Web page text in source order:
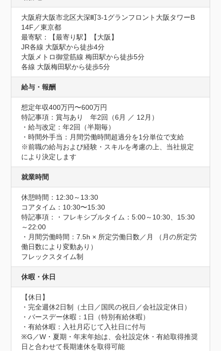
大阪府大阪市北区大深町3-1グランフロント大阪タワーB
14F／東京都
最寄駅：【最寄り駅】【大阪】
JR各線 大阪駅から徒歩4分
大阪メトロ御堂筋線 梅田駅から徒歩5分
各線 大阪梅田駅から徒歩5分
給与・報酬
想定年収400万円〜600万円
特記事項：賞与あり　年2回（6月 ／ 12月）
・給与改定：年2回（半期毎）
・時間外手当：月間労働時間超過分を1分単位で支給
※前職の給与および経験・スキルを考慮の上、当社規定
により決定します
就業時間
休憩時間：12:30～13:30
コアタイム：10:30〜15:30
特記事項：・フレキシブルタイム：5:00～10:30、15:30
～22:00
・月間労働時間：7.5h × 所定労働日数／月 （月の所定労
働日数により変動あり）
フレックスタイム制
休暇・休日
【休日】
・完全週休2日制（土日／国民の祝日／会社設定休日）
・バースデー休暇：1日（特別有給休暇）
・有給休暇：入社月応じて入社日に付与
※G／W・夏期・年末年始は、会社設定休・有給取得推奨
日と合わせて長期連休を取得可能